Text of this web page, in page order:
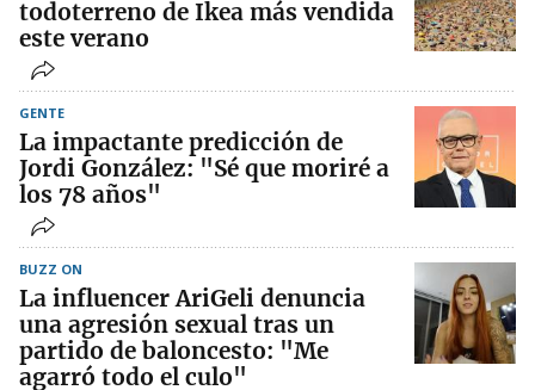
todoterreno de Ikea más vendida
este verano
GENTE
La impactante predicción de
Jordi González: "Sé que moriré a
los 78 años"
BUZZ ON
La influencer AriGeli denuncia
una agresión sexual tras un
partido de baloncesto: "Me
agarró todo el culo"